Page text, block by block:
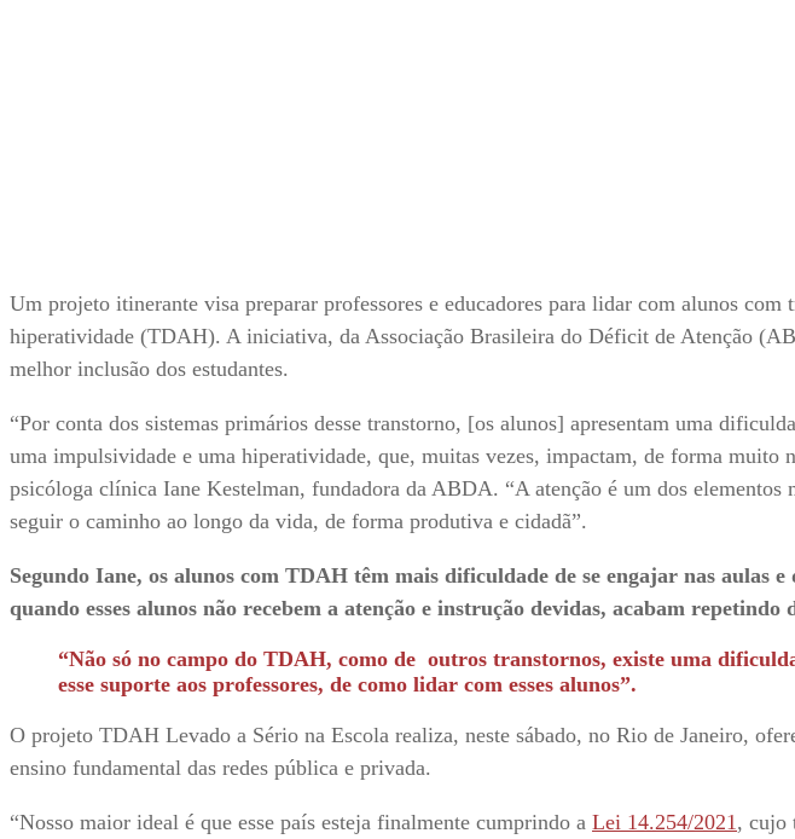
Um projeto itinerante visa preparar professores e educadores para lidar com alunos com
hiperatividade (TDAH). A iniciativa, da Associação Brasileira do Déficit de Atenção
melhor inclusão dos estudantes.
“Por conta dos sistemas primários desse transtorno, [os alunos] apresentam uma
uma impulsividade e uma hiperatividade, que, muitas vezes, impactam, de forma muito
psicóloga clínica Iane Kestelman, fundadora da ABDA. “A atenção é um dos elementos
seguir o caminho ao longo da vida, de forma produtiva e cidadã”.
Segundo Iane, os alunos com TDAH têm mais dificuldade de se engajar nas aulas
quando esses alunos não recebem a atenção e instrução devidas, acabam repetindo
“Não só no campo do TDAH, como de outros transtornos, existe uma
esse suporte aos professores, de como lidar com esses alunos”.
O projeto TDAH Levado a Sério na Escola realiza, neste sábado, no Rio de Janeiro,
ensino fundamental das redes pública e privada.
“Nosso maior ideal é que esse país esteja finalmente cumprindo a Lei 14.254/2021 , cujo